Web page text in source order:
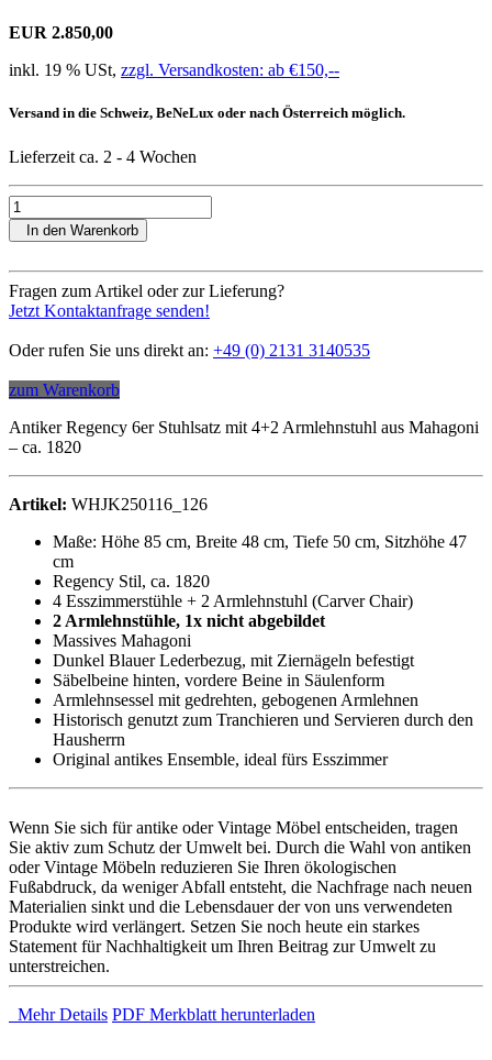
EUR 2.850,00
inkl. 19 % USt, zzgl. Versandkosten: ab €150,--
Versand in die Schweiz, BeNeLux oder nach Österreich möglich.
Lieferzeit ca. 2 - 4 Wochen
In den Warenkorb
Fragen zum Artikel oder zur Lieferung?
Jetzt Kontaktanfrage senden!
Oder rufen Sie uns direkt an: +49 (0) 2131 3140535
zum Warenkorb
Antiker Regency 6er Stuhlsatz mit 4+2 Armlehnstuhl aus Mahagoni
– ca. 1820
Artikel: WHJK250116_126
Maße: Höhe 85 cm, Breite 48 cm, Tiefe 50 cm, Sitzhöhe 47
cm
Regency Stil, ca. 1820
4 Esszimmerstühle + 2 Armlehnstuhl (Carver Chair)
2 Armlehnstühle, 1x nicht abgebildet
Massives Mahagoni
Dunkel Blauer Lederbezug, mit Ziernägeln befestigt
Säbelbeine hinten, vordere Beine in Säulenform
Armlehnsessel mit gedrehten, gebogenen Armlehnen
Historisch genutzt zum Tranchieren und Servieren durch den
Hausherrn
Original antikes Ensemble, ideal fürs Esszimmer
Wenn Sie sich für antike oder Vintage Möbel entscheiden, tragen
Sie aktiv zum Schutz der Umwelt bei. Durch die Wahl von antiken
oder Vintage Möbeln reduzieren Sie Ihren ökologischen
Fußabdruck, da weniger Abfall entsteht, die Nachfrage nach neuen
Materialien sinkt und die Lebensdauer der von uns verwendeten
Produkte wird verlängert. Setzen Sie noch heute ein starkes
Statement für Nachhaltigkeit um Ihren Beitrag zur Umwelt zu
unterstreichen.
Mehr Details PDF Merkblatt herunterladen